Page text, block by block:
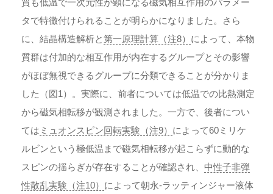
タで特徴付けられることが明らかになりました。さら
に、結晶構造解析と第一原理計算（注8） によって、本物
質群は付加的な相互作用が内在するグループとその影響
がほぼ無視できるグループに分類できることが分かりま
した（図1）。実際に、前者については低温での比熱測定
から磁気相転移が観測されました。一方で、後者につい
ては ミュオンスピン回転実験（注9） によって60ミリケ
ルビンという極低温まで磁気相転移が起こらずに動的な
スピンの揺らぎが存在することが確認され、 中性子非弾
性散乱実験（注10） によって朝永-ラッティンジャー液体